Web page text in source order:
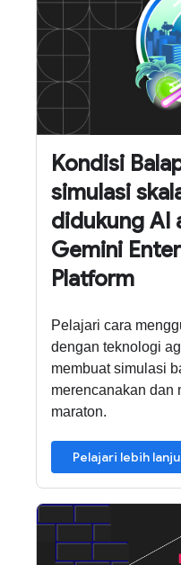
Kondisi
simulasi
didukung AI
Gemini
Platform
Pelajari cara
dengan teknologi
membuat simulasi
merencanakan dan
maraton.
Pelajari lebih